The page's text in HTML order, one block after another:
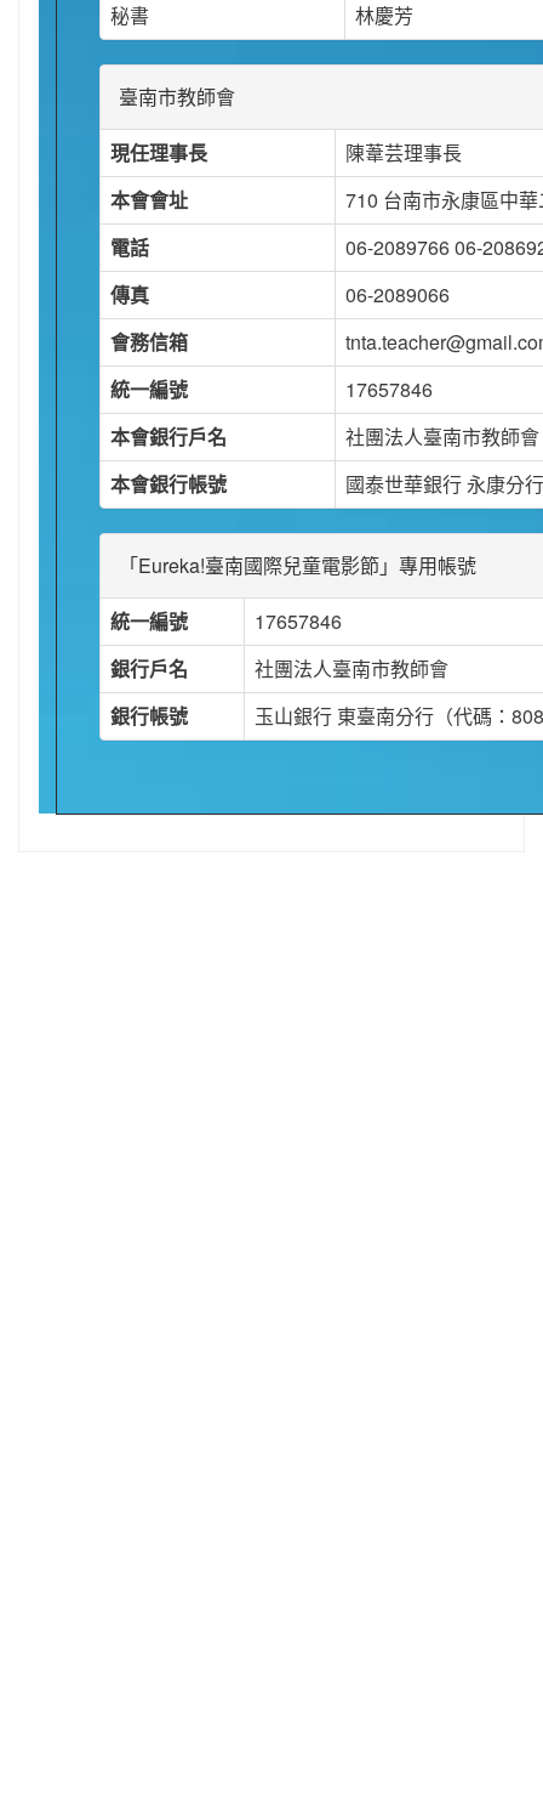
秘書
林慶芳
臺南市教師會
現任理事長
陳葦芸理事長
本會會址
710 台南市永康區中
電話
06-2089766 06-
傳真
06-2089066
會務信箱
統一編號
17657846
本會銀行戶名
社團法人臺南市教師會
本會銀行帳號
國泰世華銀行 永康分
「Eureka!臺南國際兒童電影節」專用帳號
統一編號
17657846
銀行戶名
社團法人臺南市教師會
銀行帳號
玉山銀行 東臺南分行（代碼：